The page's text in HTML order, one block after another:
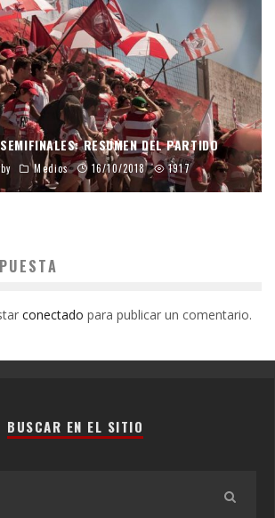
RESUMEN DEL PARTIDO
Medios 16/10/2018 1917
conectado para publicar un comentario.
BUSCAR EN EL SITIO